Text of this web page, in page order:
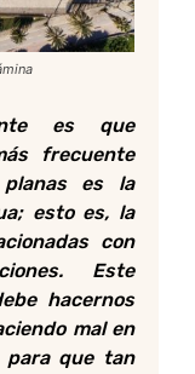
es que
frecuente
es la
esto es, la
con
Este
hacernos
mal en
que tan